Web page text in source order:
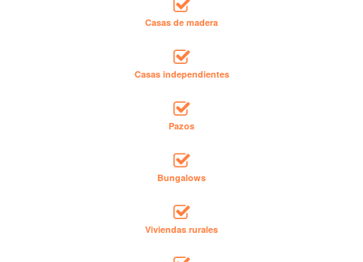
Casas de madera
Casas independientes
Pazos
Bungalows
Viviendas rurales